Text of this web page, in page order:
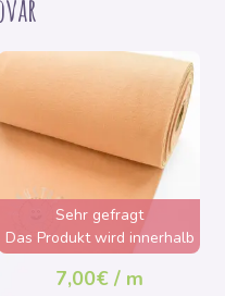
Sehr gefragt
Das Produkt wird innerhalb
von wenigen Stunden
ausverkauft sein
7,00€ / m